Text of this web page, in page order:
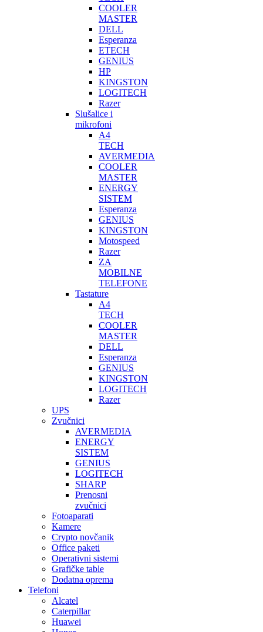
COOLER
MASTER
DELL
Esperanza
ETECH
GENIUS
HP
KINGSTON
LOGITECH
Razer
Slušalice i
mikrofoni
A4
TECH
AVERMEDIA
COOLER
MASTER
ENERGY
SISTEM
Esperanza
GENIUS
KINGSTON
Motospeed
Razer
ZA
MOBILNE
TELEFONE
Tastature
A4
TECH
COOLER
MASTER
DELL
Esperanza
GENIUS
KINGSTON
LOGITECH
Razer
UPS
Zvučnici
AVERMEDIA
ENERGY
SISTEM
GENIUS
LOGITECH
SHARP
Prenosni
zvučnici
Fotoaparati
Kamere
Crypto novčanik
Office paketi
Operativni sistemi
Grafičke table
Dodatna oprema
Telefoni
Alcatel
Caterpillar
Huawei